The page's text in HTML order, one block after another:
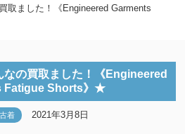
取ました！《Engineered Garments
なの買取ました！《Engineered
Fatigue Shorts》★
古着 2021年3月8日